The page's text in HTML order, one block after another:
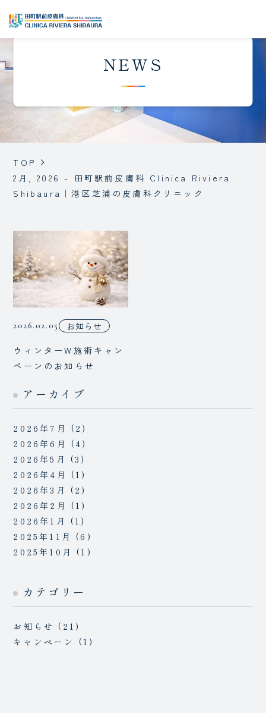
NEWS
TOP
2月, 2026 - 田町駅前皮膚科 Clinica Riviera
Shibaura｜港区芝浦の皮膚科クリニック
2026.02.05 お知らせ
ウィンターW施術キャン
ペーンのお知らせ
アーカイブ
2026年7月 (2)
2026年6月 (4)
2026年5月 (3)
2026年4月 (1)
2026年3月 (2)
2026年2月 (1)
2026年1月 (1)
2025年11月 (6)
2025年10月 (1)
カテゴリー
お知らせ (21)
キャンペーン (1)